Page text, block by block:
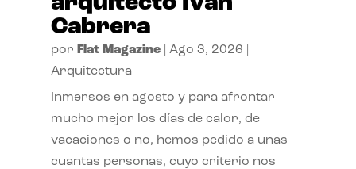
Cabrera
por Flat Magazine| Ago 3, 2026
Arquitectura
Inmersos en agosto y para afrontar
mucho mejor los días de calor, de
vacaciones o no, hemos pedido a unas
cuantas personas, cuyo criterio nos